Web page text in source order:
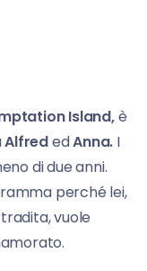
Island,è
AlfrededAnna. I
di due anni.
perché lei,
vuole